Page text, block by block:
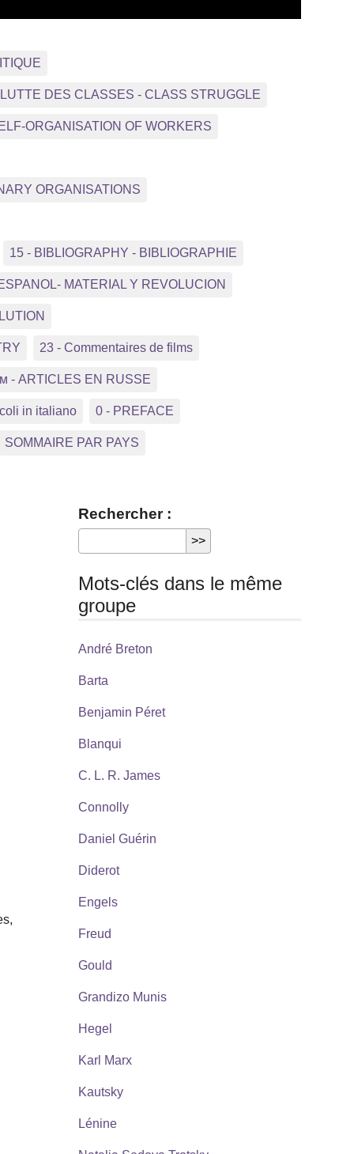
DES CLASSES - CLASS STRUGGLE
ORGANISATION OF WORKERS
ORGANISATIONS
15 - BIBLIOGRAPHY - BIBLIOGRAPHIE
MATERIAL Y REVOLUCION
23 - Commentaires de films
- ARTICLES EN RUSSE
in italiano 0 - PREFACE
SOMMAIRE PAR PAYS
Rechercher :
Mots-clés dans le même
groupe
André Breton
Barta
Benjamin Péret
Blanqui
C. L. R. James
Connolly
Daniel Guérin
Diderot
Engels
Freud
Gould
Grandizo Munis
Hegel
Karl Marx
Kautsky
Lénine